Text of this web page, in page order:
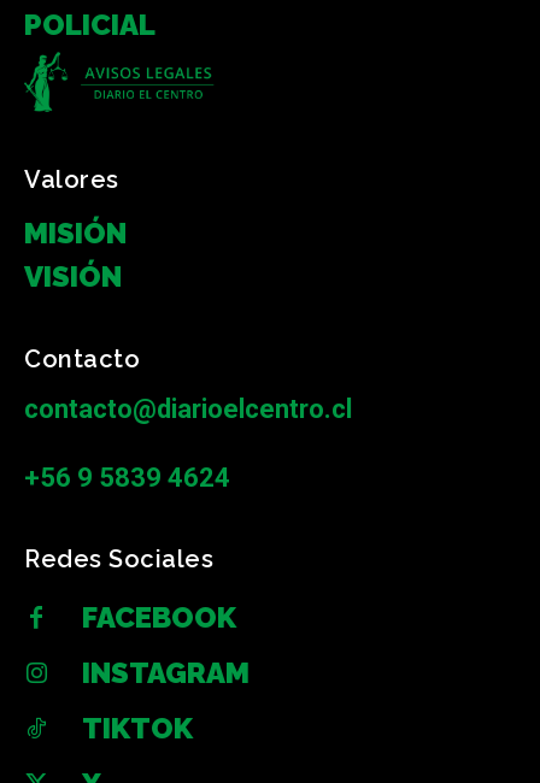
POLICIAL
Valores
MISIÓN
VISIÓN
Contacto
contacto@diarioelcentro.cl
+56 9 5839 4624
Redes Sociales
FACEBOOK
INSTAGRAM
TIKTOK